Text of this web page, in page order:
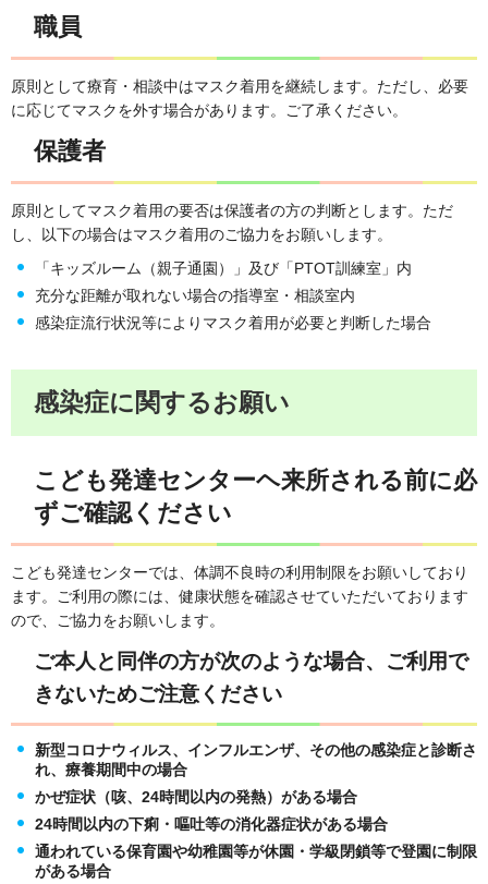
職員
原則として療育・相談中はマスク着用を継続します。ただし、必要
に応じてマスクを外す場合があります。ご了承ください。
保護者
原則としてマスク着用の要否は保護者の方の判断とします。ただ
し、以下の場合はマスク着用のご協力をお願いします。
「キッズルーム（親子通園）」及び「PTOT訓練室」内
充分な距離が取れない場合の指導室・相談室内
感染症流行状況等によりマスク着用が必要と判断した場合
感染症に関するお願い
こども発達センターヘ来所される前に必
ずご確認ください
こども発達センターでは、体調不良時の利用制限をお願いしており
ます。ご利用の際には、健康状態を確認させていただいております
ので、ご協力をお願いします。
ご本人と同伴の方が次のような場合、ご利用で
きないためご注意ください
新型コロナウィルス、インフルエンザ、その他の感染症と診断さ
れ、療養期間中の場合
かぜ症状（咳、24時間以内の発熱）がある場合
24時間以内の下痢・嘔吐等の消化器症状がある場合
通われている保育園や幼稚園等が休園・学級閉鎖等で登園に制限
がある場合